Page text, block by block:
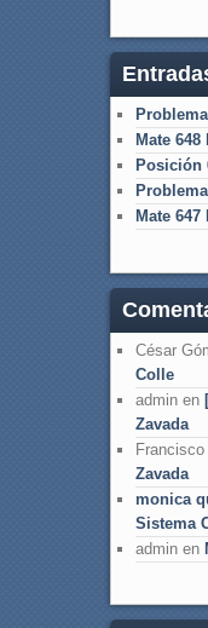
Mate
Posición
Mate
César
Colle
adminen
Zavada
Francisco
Zavada
monica
Sistema
adminen